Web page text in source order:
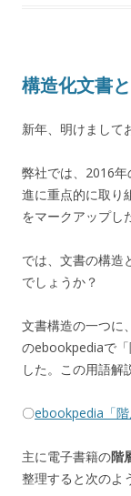
構造化文書
新年、明けまして
弊社では、2016
進に重点的に取り
をマークアップし
では、文書の構
でしょうか？
文書構造の一つに
のebookpediaで
した。この用語解
〇ebookpedia「階
主に電子書籍の階
整理すると次のよ